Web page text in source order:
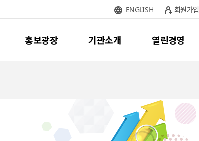
ENGLISH 회원가입
홍보광장 기관소개 열린경영